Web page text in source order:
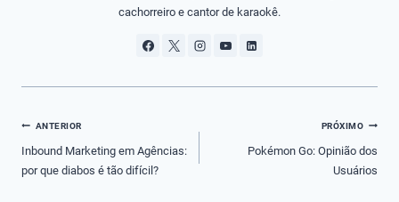
cachorreiro e cantor de karaokê.
Navegação
de
Post
ANTERIOR
Inbound Marketing em Agências:
por que diabos é tão difícil?
PRÓXIMO
Pokémon Go: Opinião dos
Usuários